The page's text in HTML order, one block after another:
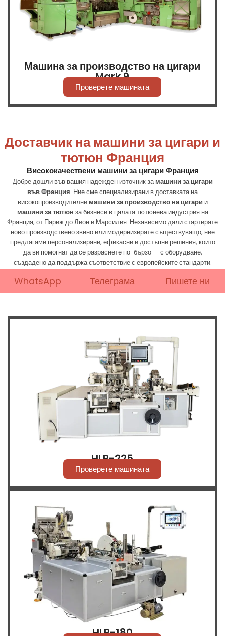
Машина за производство на цигари
Mark 9
Проверете машината
Доставчик на машини за цигари и
тютюн Франция
Висококачествени машини за цигари Франция
Добре дошли във вашия надежден източник замашини за цигари
във Франция. Ние сме специализирани в доставката на
високопроизводителни машини за производство на цигари и
машини за тютюн за бизнеси в цялата тютюнева индустрия на
Франция, от Париж до Лион и Марсилия. Независимо дали стартирате
ново производствено звено или модернизирате съществуващо, ние
предлагаме персонализирани, ефикасни и достъпни решения, които
да ви помогнат да се разраснете по-бързо — с оборудване,
създадено да поддържа съответствие с европейските стандарти.
WhatsApp Телеграма Пишете ни
HLP-225
Проверете машината
HLP-180